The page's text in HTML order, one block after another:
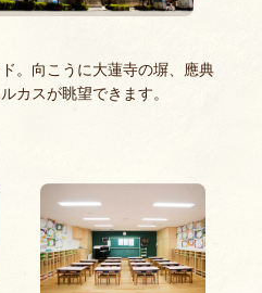
。向こうに大蓮寺の塀、應典
カスが眺望できます。